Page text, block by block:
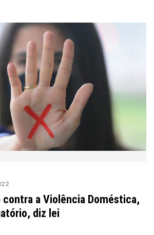
contra a Violência Doméstica,
diz lei